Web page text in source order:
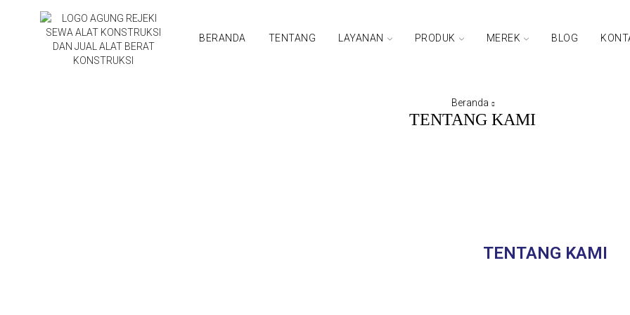
BERANDA TENTANG LAYANAN PRODUK MEREK BLOG
Beranda
TENTANG KAMI
TENTANG KAMI